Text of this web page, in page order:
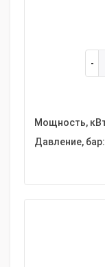
Мощность,
Давление, бар: